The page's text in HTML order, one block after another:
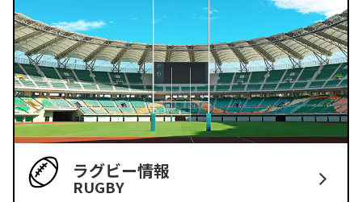
ラグビー情報
RUGBY